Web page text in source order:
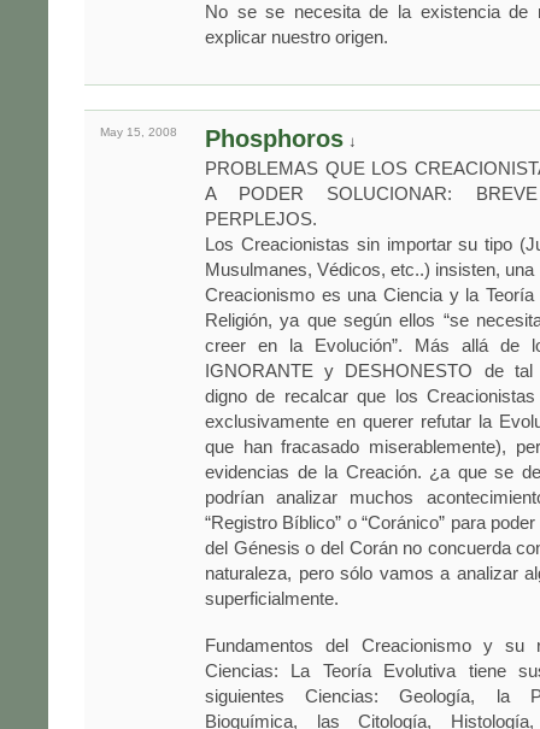
No se se necesita de la existencia de
explicar nuestro origen.
May 15, 2008 Phosphoros ↓
PROBLEMAS QUE LOS
A PODER SOLUCIONAR:
PERPLEJOS.
Los Creacionistas sin importar su tipo
Musulmanes, Védicos, etc..) insisten,
Creacionismo es una Ciencia y la
Religión, ya que según ellos “se
creer en la Evolución”. Más allá de
IGNORANTE y DESHONESTO de tal
digno de recalcar que los
exclusivamente en querer refutar la
que han fracasado miserablemente),
evidencias de la Creación. ¿a que se
podrían analizar muchos
“Registro Bíblico” o “Coránico” para
del Génesis o del Corán no concuerda
naturaleza, pero sólo vamos a analizar
superficialmente.
Fundamentos del Creacionismo y su
Ciencias: La Teoría Evolutiva tiene
siguientes Ciencias: Geología, la
Bioquímica, las Citología,